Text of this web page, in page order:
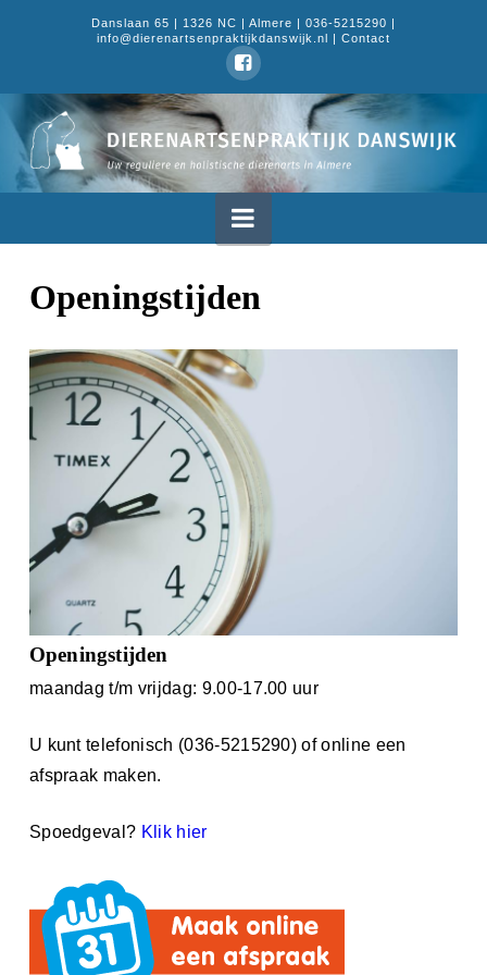
Danslaan 65 | 1326 NC | Almere | 036-5215290 |
info@dierenartsenpraktijkdanswijk.nl | Contact
Dierenartsenpraktijk
Danswijk
Navigation
Openingstijden
Openingstijden
maandag t/m vrijdag: 9.00-17.00 uur
U kunt telefonisch (036-5215290) of online een
afspraak maken.
Spoedgeval? Klik hier